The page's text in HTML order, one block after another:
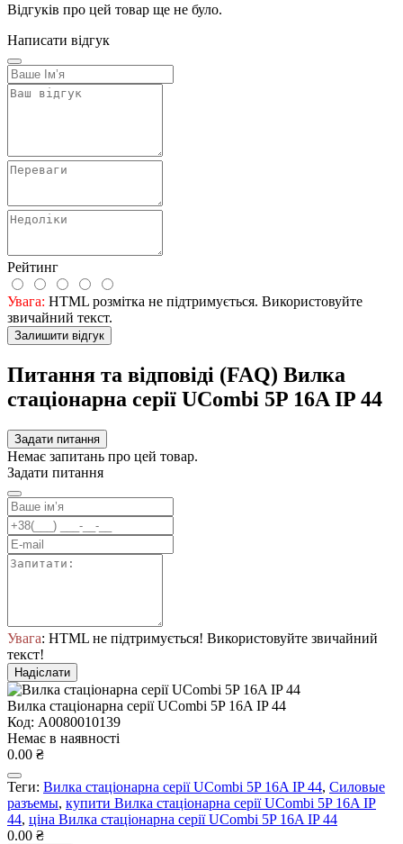
Відгуків про цей товар ще не було.
Написати відгук
Рейтинг
Увага: HTML розмітка не підтримується. Використовуйте
звичайний текст.
Залишити відгук
Питання та відповіді (FAQ) Вилка
стаціонарна серії UСombi 5P 16A IP 44
Задати питання
Немає запитань про цей товар.
Задати питання
Увага: HTML не підтримується! Використовуйте звичайний
текст!
Надіслати
Вилка стаціонарна серії UСombi 5P 16A IP 44
Код: A0080010139
Немає в наявності
0.00 ₴
Теги: Вилка стаціонарна серії UСombi 5P 16A IP 44, Силовые
разъемы, купити Вилка стаціонарна серії UСombi 5P 16A IP
44, ціна Вилка стаціонарна серії UСombi 5P 16A IP 44
0.00 ₴